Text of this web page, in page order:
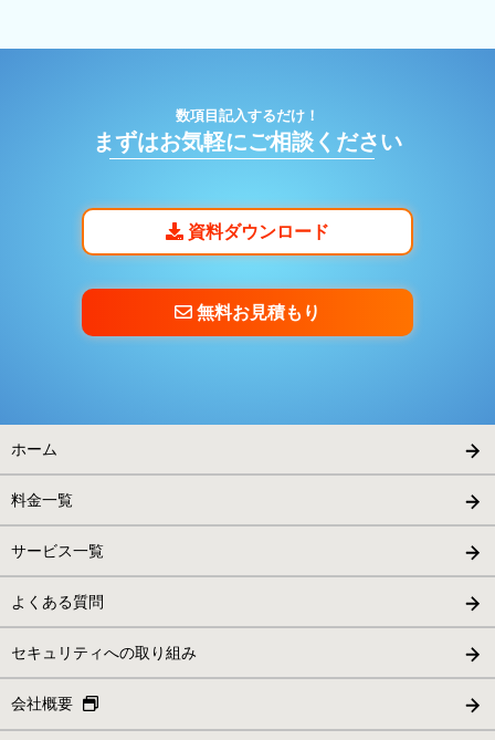
したが、原本であるレシートは紙主体、しかも法人レベルでは毎月大
間接的な課題も解決することが可能となるでしょう。
目視によるデータの校正作業
（廃棄や保管も承ります）
いて高い評価をいただいております。お客様が独自開発されたソフト
数項目記入するだけ！
まずはお気軽にご相談ください
資料ダウンロード
無料お見積もり
ホーム
料金一覧
サービス一覧
よくある質問
セキュリティへの取り組み
会社概要